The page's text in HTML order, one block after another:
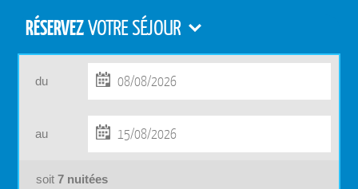
RÉSERVEZVOTRE SÉJOUR
du
au
soit7 nuitées